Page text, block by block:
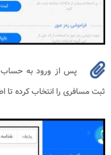
پس از ورود به حساب
ثبت مسافری را انتخاب کرده تا